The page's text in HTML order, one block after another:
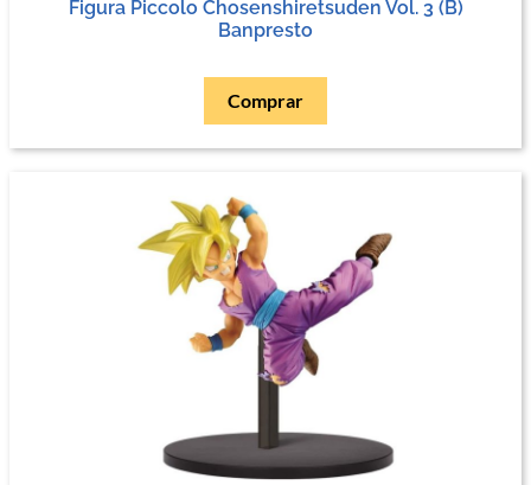
Figura Piccolo Chosenshiretsuden Vol. 3 (B)
Banpresto
Comprar